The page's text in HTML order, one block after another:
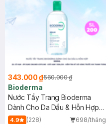
343.000 ₫560.000 ₫
Bioderma
Nước Tẩy Trang Bioderma
Dành Cho Da Dầu & Hỗn Hợp
500ml
4.9 (228)
698/tháng